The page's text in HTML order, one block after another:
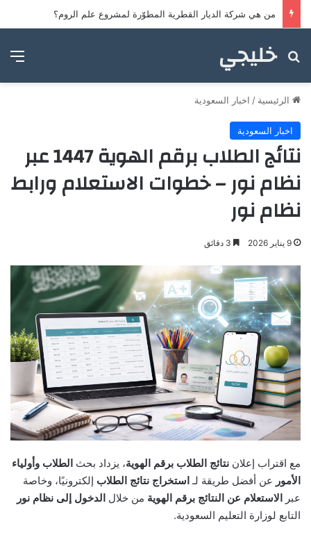
من هي شركة الديار القطرية المطوّرة لمشروع علم الروم؟
خليجي
بحث عن
الرئيسية / اخبار السعودية
اخبار السعودية
نتائج الطلاب برقم الهوية 1447 عبر
نظام نور – خطوات الاستعلام ورابط
نظام نور
9 يناير 2026
مع اقتراب إعلان نتائج الطلاب برقم الهوية، يزداد بحث الطلاب وأولياء
الأمور عن أفضل طريقة لـاستخراج نتائج الطلاب إلكترونيًا، وخاصة
عبر الاستعلام عن النتائج برقم الهوية من خلال الدخول إلى نظام نور
التابع لوزارة التعليم السعودية.